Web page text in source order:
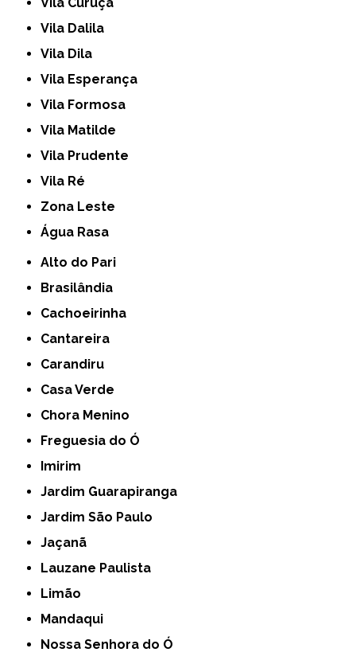
Vila Dalila
Vila Dila
Vila Esperança
Vila Formosa
Vila Matilde
Vila Prudente
Vila Ré
Zona Leste
Água Rasa
Alto do Pari
Brasilândia
Cachoeirinha
Cantareira
Carandiru
Casa Verde
Chora Menino
Freguesia do Ó
Imirim
Jardim Guarapiranga
Jardim São Paulo
Jaçanã
Lauzane Paulista
Limão
Mandaqui
Nossa Senhora do Ó